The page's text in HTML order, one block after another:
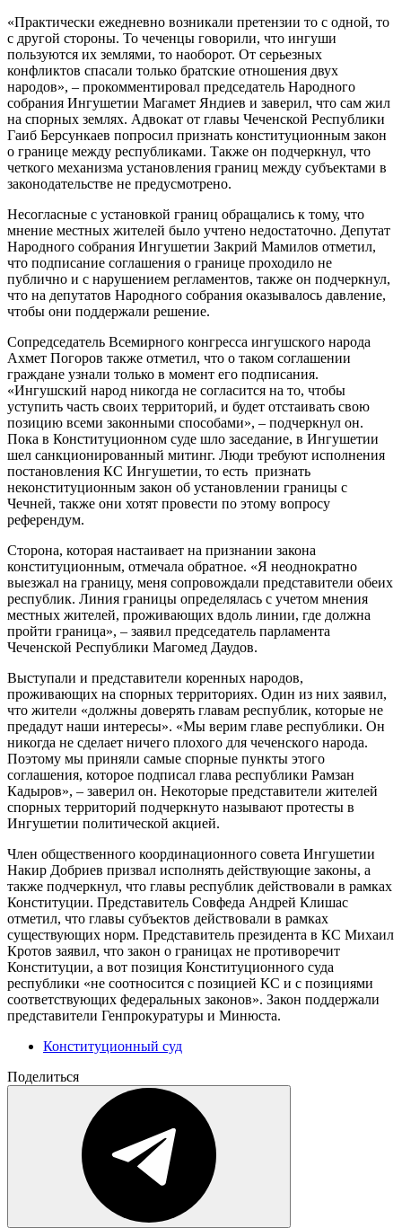
«Практически ежедневно возникали претензии то с одной, то
с другой стороны. То чеченцы говорили, что ингуши
пользуются их землями, то наоборот. От серьезных
конфликтов спасали только братские отношения двух
народов», – прокомментировал председатель Народного
собрания Ингушетии Магамет Яндиев и заверил, что сам жил
на спорных землях. Адвокат от главы Чеченской Республики
Гаиб Берсункаев попросил признать конституционным закон
о границе между республиками. Также он подчеркнул, что
четкого механизма установления границ между субъектами в
законодательстве не предусмотрено.
Несогласные с установкой границ обращались к тому, что
мнение местных жителей было учтено недостаточно. Депутат
Народного собрания Ингушетии Закрий Мамилов отметил,
что подписание соглашения о границе проходило не
публично и с нарушением регламентов, также он подчеркнул,
что на депутатов Народного собрания оказывалось давление,
чтобы они поддержали решение.
Сопредседатель Всемирного конгресса ингушского народа
Ахмет Погоров также отметил, что о таком соглашении
граждане узнали только в момент его подписания.
«Ингушский народ никогда не согласится на то, чтобы
уступить часть своих территорий, и будет отстаивать свою
позицию всеми законными способами», – подчеркнул он.
Пока в Конституционном суде шло заседание, в Ингушетии
шел санкционированный митинг. Люди требуют исполнения
постановления КС Ингушетии, то есть признать
неконституционным закон об установлении границы с
Чечней, также они хотят провести по этому вопросу
референдум.
Сторона, которая настаивает на признании закона
конституционным, отмечала обратное. «Я неоднократно
выезжал на границу, меня сопровождали представители обеих
республик. Линия границы определялась с учетом мнения
местных жителей, проживающих вдоль линии, где должна
пройти граница», – заявил председатель парламента
Чеченской Республики Магомед Даудов.
Выступали и представители коренных народов,
проживающих на спорных территориях. Один из них заявил,
что жители «должны доверять главам республик, которые не
предадут наши интересы». «Мы верим главе республики. Он
никогда не сделает ничего плохого для чеченского народа.
Поэтому мы приняли самые спорные пункты этого
соглашения, которое подписал глава республики Рамзан
Кадыров», – заверил он. Некоторые представители жителей
спорных территорий подчеркнуто называют протесты в
Ингушетии политической акцией.
Член общественного координационного совета Ингушетии
Накир Добриев призвал исполнять действующие законы, а
также подчеркнул, что главы республик действовали в рамках
Конституции. Представитель Совфеда Андрей Клишас
отметил, что главы субъектов действовали в рамках
существующих норм. Представитель президента в КС Михаил
Кротов заявил, что закон о границах не противоречит
Конституции, а вот позиция Конституционного суда
республики «не соотносится с позицией КС и с позициями
соответствующих федеральных законов». Закон поддержали
представители Генпрокуратуры и Минюста.
Конституционный суд
Поделиться